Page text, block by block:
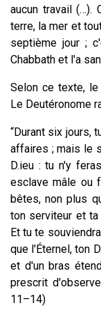
aucun travail (…).
terre, la mer et
septième jour ;
Chabbath et l'a
Selon ce texte, le
Le Deutéronome
“Durant six jours,
affaires ; mais le
D.ieu : tu n'y
esclave mâle ou
bêtes, non plus
ton serviteur et
Et tu te
que l'Éternel, ton
et d'un bras
prescrit
11–14)